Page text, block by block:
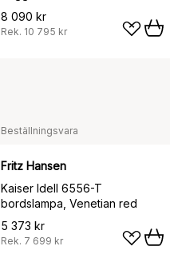
8 090 kr
Rek. 10 795 kr
Beställningsvara
Fritz Hansen
Kaiser Idell 6556-T
bordslampa, Venetian red
5 373 kr
Rek. 7 699 kr